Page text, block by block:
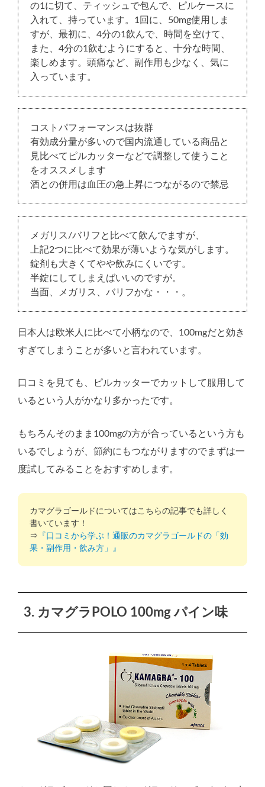
の1に切て、ティッシュで包んで、ピルケースに
入れて、持っています。1回に、50mg使用しま
すが、最初に、4分の1飲んで、時間を空けて、
また、4分の1飲むようにすると、十分な時間、
楽しめます。頭痛など、副作用も少なく、気に
入っています。
コストパフォーマンスは抜群
有効成分量が多いので国内流通している商品と
見比べてピルカッターなどで調整して使うこと
をオススメします
酒との併用は血圧の急上昇につながるので禁忌
メガリス/バリフと比べて飲んでますが、
上記2つに比べて効果が薄いような気がします。
錠剤も大きくてやや飲みにくいです。
半錠にしてしまえばいいのですが。
当面、メガリス、バリフかな・・・。
日本人は欧米人に比べて小柄なので、100mgだと効き
すぎてしまうことが多いと言われています。
口コミを見ても、ピルカッターでカットして服用して
いるという人がかなり多かったです。
もちろんそのまま100mgの方が合っているという方も
いるでしょうが、節約にもつながりますのでまずは一
度試してみることをおすすめします。
カマグラゴールドについてはこちらの記事でも詳しく
書いています！
⇒ 『口コミから学ぶ！通販のカマグラゴールドの「効
果・副作用・飲み方」』
3. カマグラPOLO 100mg パイン味